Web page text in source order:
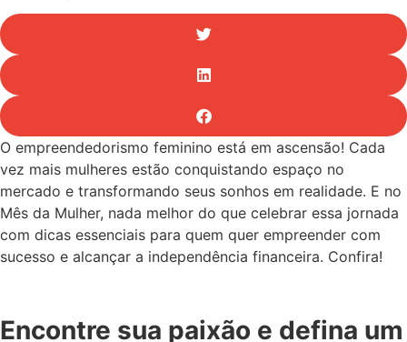
O empreendedorismo feminino está em ascensão! Cada
vez mais mulheres estão conquistando espaço no
mercado e transformando seus sonhos em realidade. E no
Mês da Mulher, nada melhor do que celebrar essa jornada
com dicas essenciais para quem quer empreender com
sucesso e alcançar a independência financeira. Confira!
Encontre sua paixão e defina um